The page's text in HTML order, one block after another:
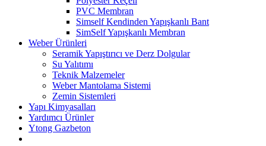
PVC Membran
Simself Kendinden Yapışkanlı Bant
SimSelf Yapışkanlı Membran
Weber Ürünleri
Seramik Yapıştırıcı ve Derz Dolgular
Su Yalıtımı
Teknik Malzemeler
Weber Mantolama Sistemi
Zemin Sistemleri
Yapı Kimyasalları
Yardımcı Ürünler
Ytong Gazbeton